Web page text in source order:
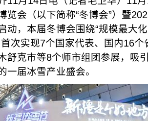
览会（以下简称“冬博会”）暨
动，本届冬博会围绕“规模最大
次实现7个国家代表、国内16
舒克市等8个师市组团参展，吸
一届冰雪产业盛会。